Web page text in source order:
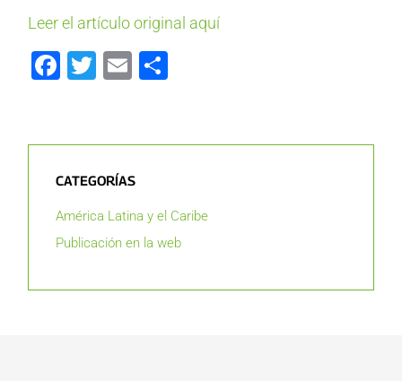
Leer el artículo original aquí
Facebook
Twitter
Email
CATEGORÍAS
América Latina y el Caribe
Publicación en la web